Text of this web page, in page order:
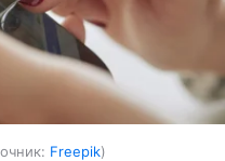
Freepik